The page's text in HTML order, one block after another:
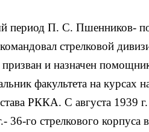
период П. С. Пшенников-
стрелковой
призван и назначен
факультета на курсах
РККА. С августа 1939
36-го стрелкового